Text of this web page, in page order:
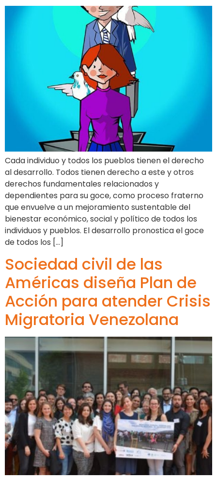
Cada individuo y todos los pueblos tienen el derecho
al desarrollo. Todos tienen derecho a este y otros
derechos fundamentales relacionados y
dependientes para su goce, como proceso fraterno
que envuelve a un mejoramiento sustentable del
bienestar económico, social y político de todos los
individuos y pueblos. El desarrollo pronostica el goce
de todos los […]
Sociedad civil de las
Américas diseña Plan de
Acción para atender Crisis
Migratoria Venezolana